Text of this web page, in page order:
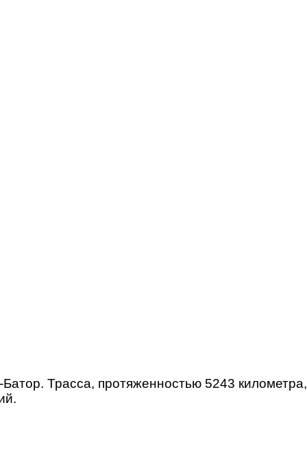
Трасса, протяженностью 5243 километра,